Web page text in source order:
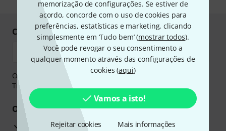
memorização de configurações. Se estiver de
acordo, concorde com o uso de cookies para
preferências, estatísticas e marketing, clicando
simplesmente em ‘Tudo bem’ (mostrar todos).
Você pode revogar o seu consentimento a
qualquer momento através das configurações de
cookies (aqui)
Vamos a isto!
Rejeitar cookies Mais informações
Compre e pague em segurança
O pagamento pode ser feito de forma segura através de
Transferência bancária, PayPal ou Cartão de crédito.
Os seus benefícios
Garantia Thomann de 3 anos